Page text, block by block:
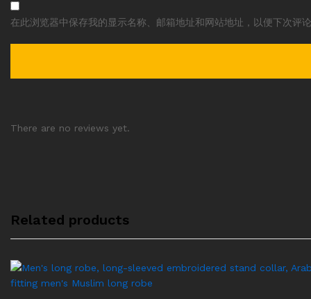
在此浏览器中保存我的显示名称、邮箱地址和网站地址，以便下次评
There are no reviews yet.
Related products